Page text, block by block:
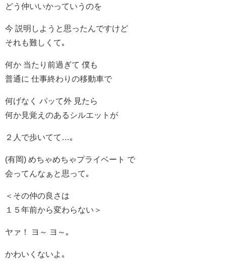
どう仲いいかっていうのを
今 説明しようと思ったんですけど
それも難しくて｡
何か 当たり前過ぎて 僕も
普通に 仕事終わりの移動車で
何げなく パッて外 見たら
何か見覚えのあるシルエットが
２人で歩いてて…｡
(有岡) めちゃめちゃプライベート で
会ってんなぁと思って｡
＜その仲の良さは
１５年前から変わらない＞
ヤァ！ ヨ～ ヨ～｡
かわいくないよ｡